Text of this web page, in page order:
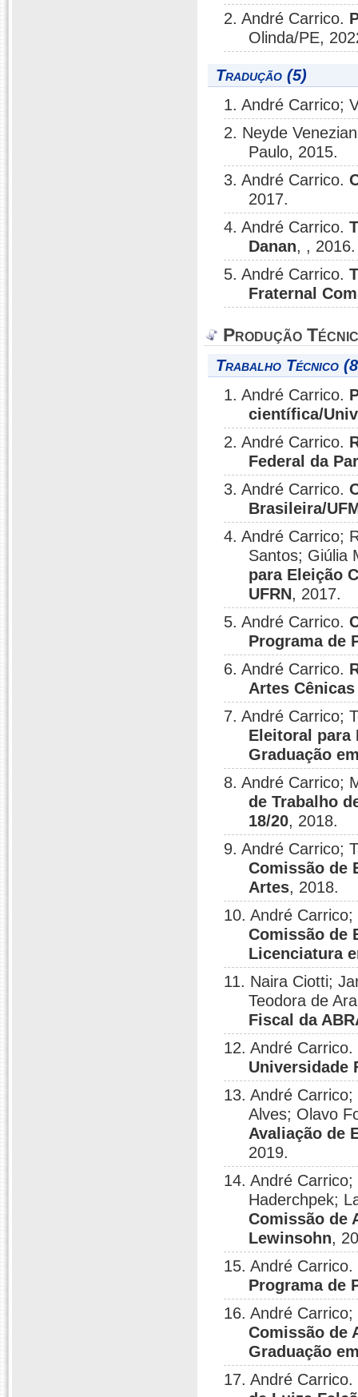
2. André Carrico.
Olinda/PE,
Tradução (5)
1. André Carrico;
2. Neyde
Paulo, 2015.
3. André Carrico.
2017.
4. André Carrico.
Danan, , 2016.
5. André Carrico.
Fraternal
Produção
Trabalho Técnico
1. André Carrico.
científica/
2. André Carrico.
Federal da
3. André Carrico.
Brasileira/
4. André Carrico;
Santos; Giúlia
para Eleição
UFRN, 2017.
5. André Carrico.
Programa de
6. André Carrico.
Artes Cênicas
7. André Carrico;
Eleitoral para
Graduação
8. André Carrico;
de Trabalho
18/20, 2018.
9. André Carrico;
Comissão de
Artes, 2018.
10. André
Comissão de
Licenciatura
11. Naira Ciotti;
Teodora de
Fiscal da
12. André Carrico.
Universidade
13. André
Alves; Olavo
Avaliação de
2019.
14. André
Haderchpek;
Comissão de
Lewinsohn,
15. André Carrico.
Programa de
16. André
Comissão de
Graduação
17. André Carrico.